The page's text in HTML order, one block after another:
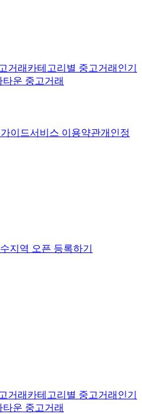
거래 카테고리별 중고거래 인기
타운 중고거래
이드서비스 이용약관개인정
지역 오픈 등록하기
거래 카테고리별 중고거래 인기
타운 중고거래